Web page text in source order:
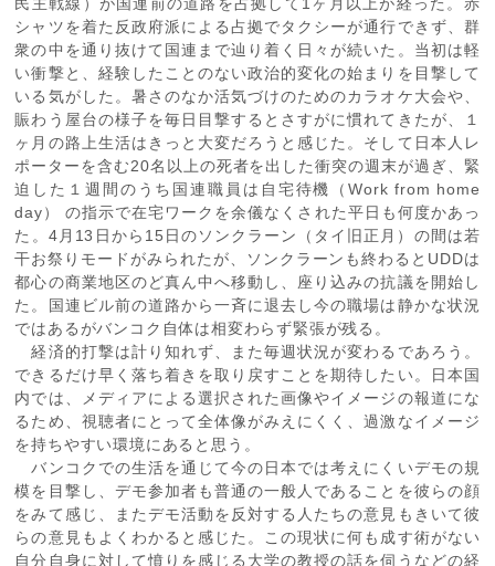
シャツを着た反政府派による占拠でタクシーが通行できず、群
衆の中を通り抜けて国連まで辿り着く日々が続いた。当初は軽
い衝撃と、経験したことのない政治的変化の始まりを目撃して
いる気がした。暑さのなか活気づけのためのカラオケ大会や、
賑わう屋台の様子を毎日目撃するとさすがに慣れてきたが、１
ヶ月の路上生活はきっと大変だろうと感じた。そして日本人レ
ポーターを含む20名以上の死者を出した衝突の週末が過ぎ、緊
迫した１週間のうち国連職員は自宅待機（Work from home
day） の指示で在宅ワークを余儀なくされた平日も何度かあっ
た。4月13日から15日のソンクラーン（タイ旧正月）の間は若
干お祭りモードがみられたが、ソンクラーンも終わるとUDDは
都心の商業地区のど真ん中へ移動し、座り込みの抗議を開始し
た。国連ビル前の道路から一斉に退去し今の職場は静かな状況
ではあるがバンコク自体は相変わらず緊張が残る。
経済的打撃は計り知れず、また毎週状況が変わるであろう。
できるだけ早く落ち着きを取り戻すことを期待したい。日本国
内では、メディアによる選択された画像やイメージの報道にな
るため、視聴者にとって全体像がみえにくく、過激なイメージ
を持ちやすい環境にあると思う。
バンコクでの生活を通じて今の日本では考えにくいデモの規
模を目撃し、デモ参加者も普通の一般人であることを彼らの顔
をみて感じ、またデモ活動を反対する人たちの意見もきいて彼
らの意見もよくわかると感じた。この現状に何も成す術がない
自分自身に対して憤りを感じる大学の教授の話を伺うなどの経